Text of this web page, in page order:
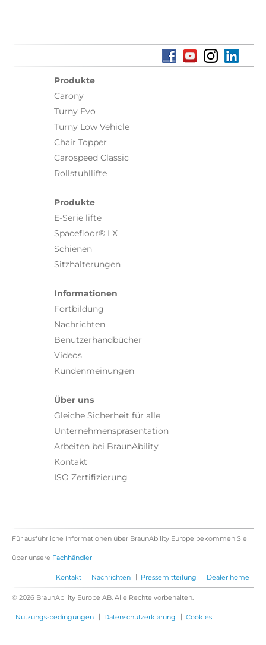
Produkte
Carony
Turny Evo
Turny Low Vehicle
Chair Topper
Carospeed Classic
Rollstuhllifte
Produkte
E-Serie lifte
Spacefloor® LX
Schienen
Sitzhalterungen
Informationen
Fortbildung
Nachrichten
Benutzerhandbücher
Videos
Kundenmeinungen
Über uns
Gleiche Sicherheit für alle
Unternehmenspräsentation
Arbeiten bei BraunAbility
Kontakt
ISO Zertifizierung
Für ausführliche Informationen über BraunAbility Europe bekommen Sie
über unsere Fachhändler
Kontakt | Nachrichten | Pressemitteilung | Dealer home
© 2026 BraunAbility Europe AB. Alle Rechte vorbehalten.
Nutzungs-bedingungen | Datenschutzerklärung | Cookies